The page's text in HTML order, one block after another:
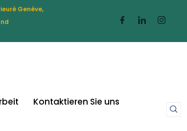
Genève,
Kontaktieren Sie uns